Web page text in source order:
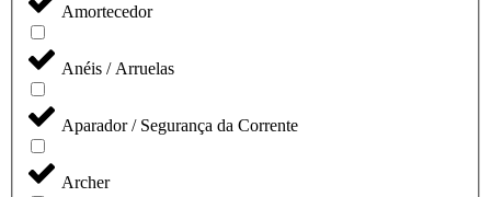
Amortecedor
Anéis / Arruelas
Aparador / Segurança da Corrente
Archer